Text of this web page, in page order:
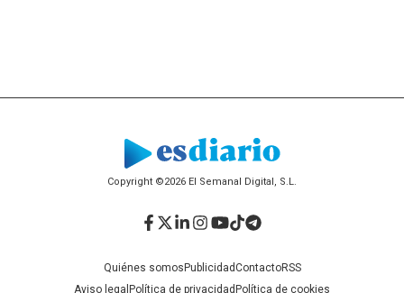
Copyright ©2026 El Semanal Digital, S.L.
Quiénes somosPublicidadContactoRSS
Aviso legal Política de privacidadPolítica de cookies
Facebook
Twitter
LinkedIn
Instagram
YouTube
TikTok
Telegram